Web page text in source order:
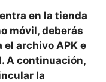
en la tienda
móvil, deberás
el archivo APK e
A continuación,
la